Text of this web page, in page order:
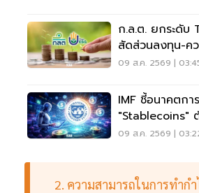
ก.ล.ต. ยกระดับ
สัดส่วนลงทุน-ค
JUMP+
09 ส.ค. 2569 |
IMF ชี้อนาคตกา
"Stablecoins"
ระบบชำระเงิน
09 ส.ค. 2569 |
2. ความสามารถในการทำกำ